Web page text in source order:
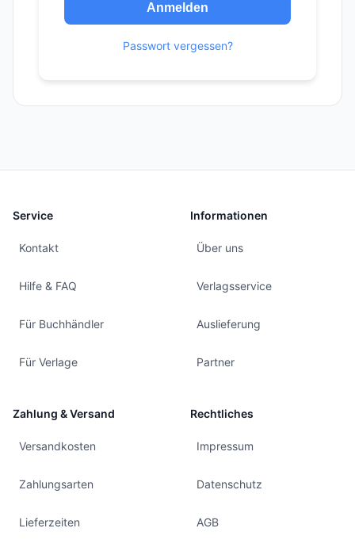
Anmelden
Passwort vergessen?
Service
Kontakt
Hilfe & FAQ
Für Buchhändler
Für Verlage
Informationen
Über uns
Verlagsservice
Auslieferung
Partner
Zahlung & Versand
Versandkosten
Zahlungsarten
Lieferzeiten
Rechtliches
Impressum
Datenschutz
AGB